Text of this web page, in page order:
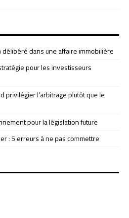
dans une affaire immobilière
pour les investisseurs
privilégier l’arbitrage plutôt que le
pour la législation future
: 5 erreurs à ne pas commettre